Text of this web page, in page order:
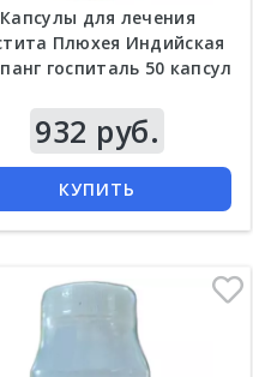
Капсулы для лечения
Плюхея Индийская
госпиталь 50 капсул
932 руб.
КУПИТЬ